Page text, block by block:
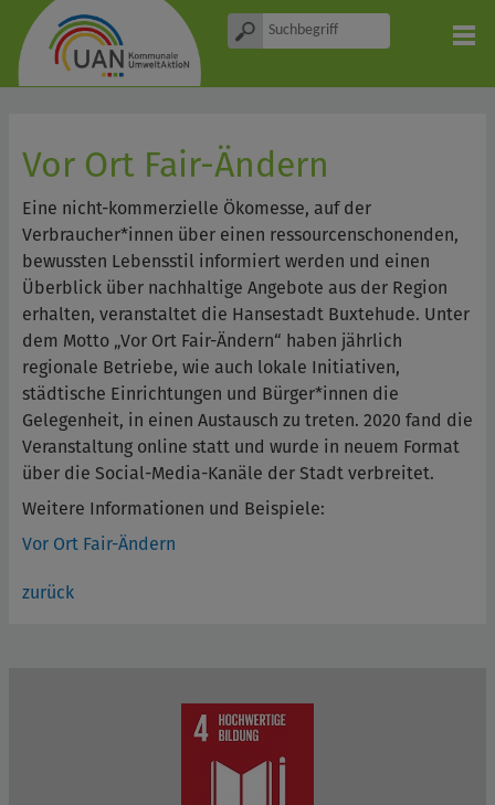
Vor Ort Fair-Ändern
Eine nicht-kommerzielle Ökomesse, auf der
Verbraucher*innen über einen ressourcenschonenden,
bewussten Lebensstil informiert werden und einen
Überblick über nachhaltige Angebote aus der Region
erhalten, veranstaltet die Hansestadt Buxtehude. Unter
dem Motto „Vor Ort Fair-Ändern“ haben jährlich
regionale Betriebe, wie auch lokale Initiativen,
städtische Einrichtungen und Bürger*innen die
Gelegenheit, in einen Austausch zu treten. 2020 fand die
Veranstaltung online statt und wurde in neuem Format
über die Social-Media-Kanäle der Stadt verbreitet.
Weitere Informationen und Beispiele:
Vor Ort Fair-Ändern
zurück